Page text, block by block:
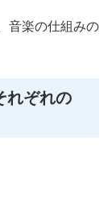
音楽の仕組みの
れぞれの